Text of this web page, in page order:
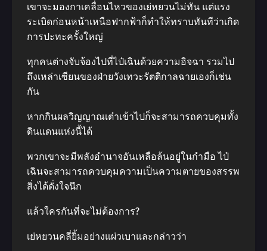
เขาจะมองกาเคลื่อนไหวของเย่หยวนไม่ทัน แต่แรง
ระเบิดก่อนหน้าเหนือฟากฟ้าก็ทำให้ทราบทันทีว่าเกิด
การปะทะครั้งใหญ่
ทุกคนต่างจับจ้องไปที่ไป๋เฉินด้วยความอิจฉา รวมไป
ถึงเหล่าเซียนของฝ่ายวังเทวะรัตติกาลฉายเองก็เช่น
กัน
หากกินผลวิญญาณเต๋าเข้าไปก็จะสามารถควบคุมทั้ง
ดินแดนแห่งนี้ได้
พวกเขาจะมีพลังอำนาจอันเหลือล้นอยู่ในกำมือ ไป๋
เฉินจะสามารถควบคุมความเป็นความตายของสรรพ
สิ่งได้ดั่งใจนึก
แล้วใครกันที่จะไม่ต้องการ?
เย่หยวนคลี่ยิ้มอย่างแผ่วเบาและกล่าวว่า